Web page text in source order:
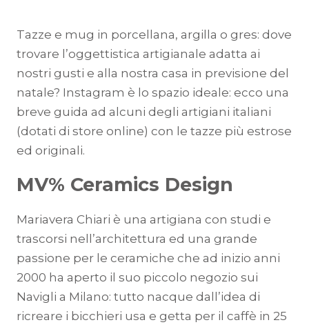
Tazze e mug in porcellana, argilla o gres: dove
trovare l’oggettistica artigianale adatta ai
nostri gusti e alla nostra casa in previsione del
natale? Instagram è lo spazio ideale: ecco una
breve guida ad alcuni degli artigiani italiani
(dotati di store online) con le tazze più estrose
ed originali.
MV% Ceramics Design
Mariavera Chiari è una artigiana con studi e
trascorsi nell’architettura ed una grande
passione per le ceramiche che ad inizio anni
2000 ha aperto il suo piccolo negozio sui
Navigli a Milano: tutto nacque dall’idea di
ricreare i bicchieri usa e getta per il caffè in 25